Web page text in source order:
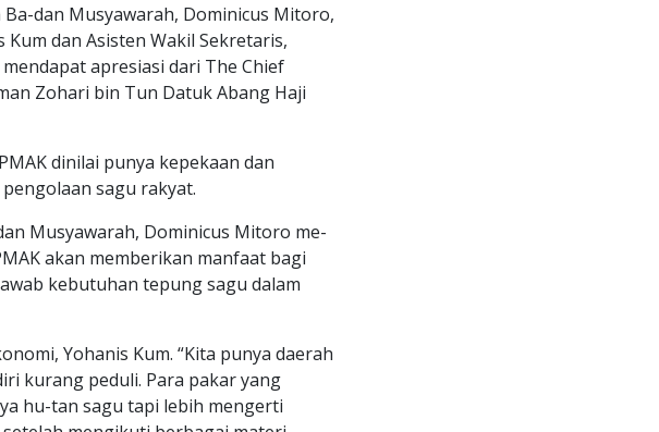
dan Musyawarah, Dominicus Mitoro,
dan Asisten Wakil Sekretaris,
apresiasi dari The Chief
Zohari bin Tun Datuk Abang Haji
dinilai punya kepekaan dan
sagu rakyat.
Musyawarah, Dominicus Mitoro me-
akan memberikan manfaat bagi
kebutuhan tepung sagu dalam
Yohanis Kum. “Kita punya daerah
kurang peduli. Para pakar yang
hu-tan sagu tapi lebih mengerti